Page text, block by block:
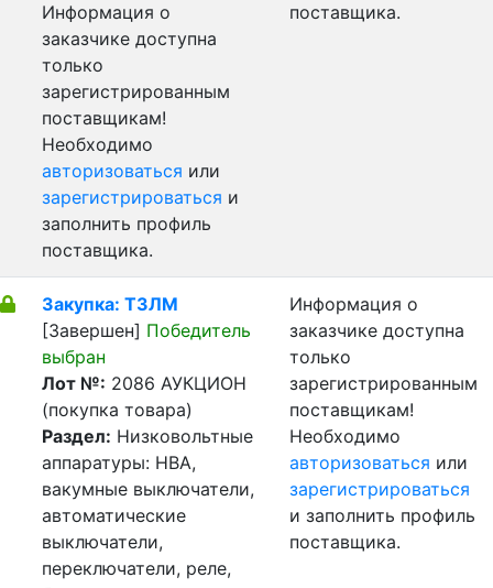
Информация о
заказчике доступна
только
зарегистрированным
поставщикам!
Необходимо
авторизоваться или
зарегистрироваться и
заполнить профиль
поставщика.
поставщика.
Закупка: ТЗЛМ
[Завершен] Победитель
выбран
Лот №: 2086 АУКЦИОН
(покупка товара)
Раздел: Низковольтные
аппаратуры: НВА,
вакумные выключатели,
автоматические
выключатели,
переключатели, реле,
Информация о
заказчике доступна
только
зарегистрированным
поставщикам!
Необходимо
авторизоваться или
зарегистрироваться
и заполнить профиль
поставщика.